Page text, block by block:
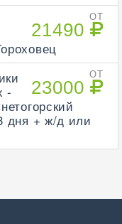
ОТ
21490
ОТ
23000
-
дня + ж/д или